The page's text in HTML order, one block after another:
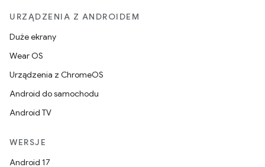
URZĄDZENIA Z ANDROIDEM
Duże ekrany
Wear OS
Urządzenia z ChromeOS
Android do samochodu
Android TV
WERSJE
Android 17